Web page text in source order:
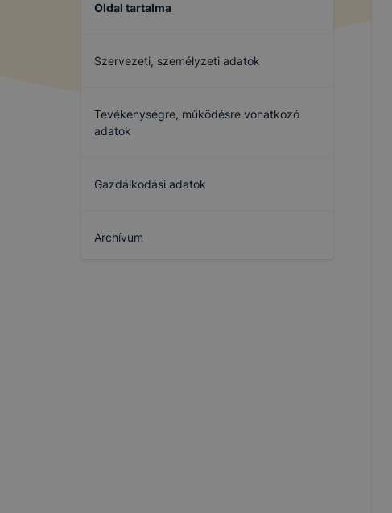
Oldal tartalma
Szervezeti, személyzeti adatok
Tevékenységre, működésre vonatkozó
adatok
Gazdálkodási adatok
Archívum